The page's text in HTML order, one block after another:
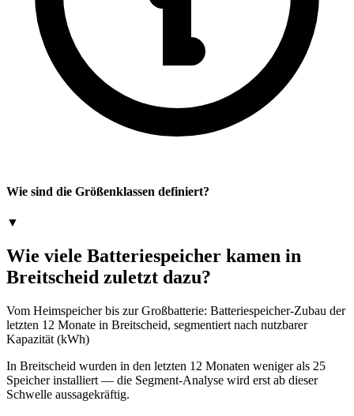
Wie sind die Größenklassen definiert?
▼
Wie viele Batteriespeicher kamen in
Breitscheid zuletzt dazu?
Vom Heimspeicher bis zur Großbatterie: Batteriespeicher-Zubau der
letzten 12 Monate in Breitscheid, segmentiert nach nutzbarer
Kapazität (kWh)
In Breitscheid wurden in den letzten 12 Monaten weniger als 25
Speicher installiert — die Segment-Analyse wird erst ab dieser
Schwelle aussagekräftig.